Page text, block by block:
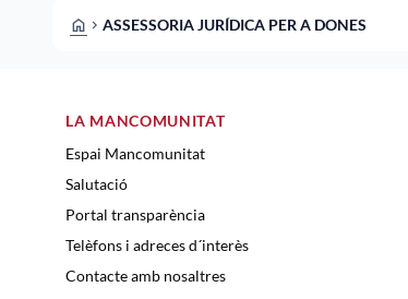
HOME CHEVRON_RIGHT ASSESSORIA JURÍDICA PER A DONES
LA MANCOMUNITAT
Espai Mancomunitat
Salutació
Portal transparència
Telèfons i adreces d´interès
Contacte amb nosaltres